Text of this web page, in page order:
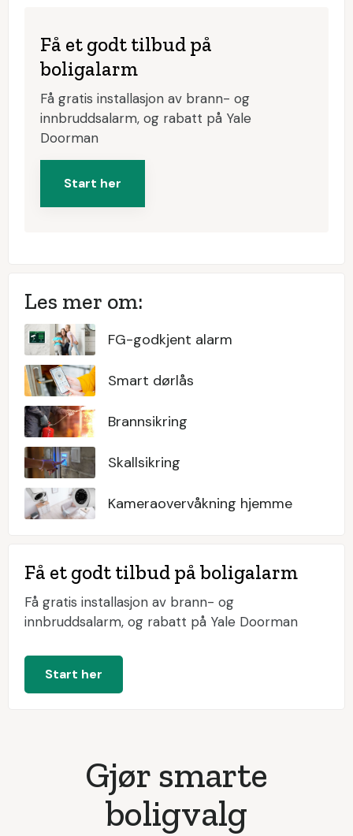
Få et godt tilbud på
boligalarm
Få gratis installasjon av brann- og
innbruddsalarm, og rabatt på Yale
Doorman
Start her
Les mer om:
FG-godkjent alarm
Smart dørlås
Brannsikring
Skallsikring
Kameraovervåkning hjemme
Få et godt tilbud på boligalarm
Få gratis installasjon av brann- og
innbruddsalarm, og rabatt på Yale Doorman
Start her
Gjør smarte
boligvalg